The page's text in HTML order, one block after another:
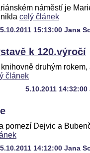
náměstí je
celý článek
5.10.2011 15:13:00 Jana
k 120.výročí
druhým rokem,
článek
5.10.2011 14:32:00
pomezí Dejvic a
5.10.2011 14:12:00 Jana